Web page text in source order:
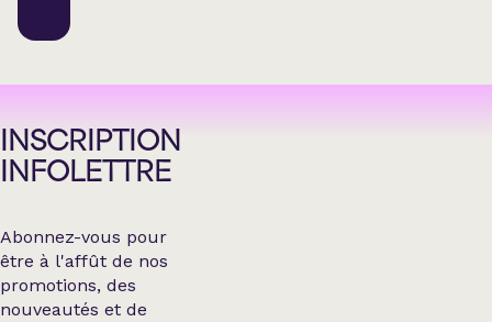
INSCRIPTION
INFOLETTRE
Abonnez-vous pour
être à l'affût de nos
promotions, des
nouveautés et de